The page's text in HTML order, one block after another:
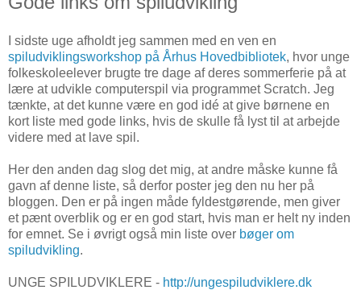
I sidste uge afholdt jeg sammen med en ven en
spiludviklingsworkshop på Århus Hovedbibliotek, hvor unge
folkeskoleelever brugte tre dage af deres sommerferie på at
lære at udvikle computerspil via programmet Scratch. Jeg
tænkte, at det kunne være en god idé at give børnene en
kort liste med gode links, hvis de skulle få lyst til at arbejde
videre med at lave spil.
Her den anden dag slog det mig, at andre måske kunne få
gavn af denne liste, så derfor poster jeg den nu her på
bloggen. Den er på ingen måde fyldestgørende, men giver
et pænt overblik og er en god start, hvis man er helt ny inden
for emnet. Se i øvrigt også min liste over bøger om
spiludvikling.
UNGE SPILUDVIKLERE - http://ungespiludviklere.dk